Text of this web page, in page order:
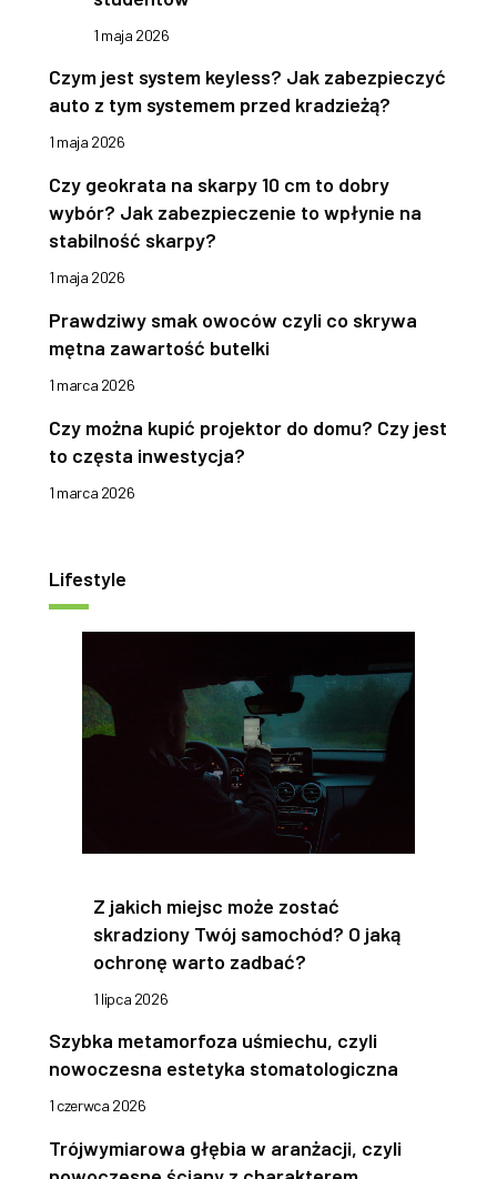
1 maja 2026
Czym jest system keyless? Jak zabezpieczyć
auto z tym systemem przed kradzieżą?
1 maja 2026
Czy geokrata na skarpy 10 cm to dobry
wybór? Jak zabezpieczenie to wpłynie na
stabilność skarpy?
1 maja 2026
Prawdziwy smak owoców czyli co skrywa
mętna zawartość butelki
1 marca 2026
Czy można kupić projektor do domu? Czy jest
to częsta inwestycja?
1 marca 2026
Lifestyle
Z jakich miejsc może zostać
skradziony Twój samochód? O jaką
ochronę warto zadbać?
1 lipca 2026
Szybka metamorfoza uśmiechu, czyli
nowoczesna estetyka stomatologiczna
1 czerwca 2026
Trójwymiarowa głębia w aranżacji, czyli